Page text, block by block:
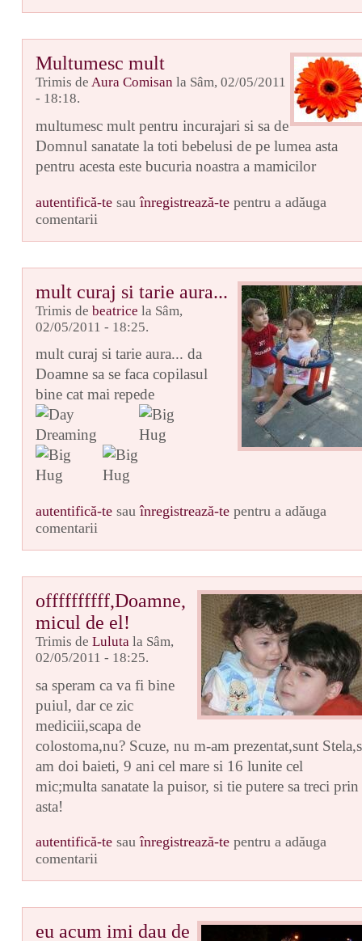
Multumesc mult
Trimis de Aura Comisan la Sâm, 02/05/2011
- 18:18.
multumesc mult pentru incurajari si sa de
Domnul sanatate la toti bebelusi de pe lumea asta
pentru acesta este bucuria noastra a mamicilor
autentifică-te sauînregistrează-te pentru a adăuga
comentarii
mult curaj si tarie aura...
Trimis de beatrice la Sâm,
02/05/2011 - 18:25.
mult curaj si tarie aura... da
Doamne sa se faca copilasul
bine cat mai repede
autentifică-te sauînregistrează-te pentru a adăuga
comentarii
offffffffff,Doamne,
micul de el!
Trimis de Luluta la Sâm,
02/05/2011 - 18:25.
sa speram ca va fi bine
puiul, dar ce zic
mediciii,scapa de
colostoma,nu? Scuze, nu m-am prezentat,sunt
am doi baieti, 9 ani cel mare si 16 lunite cel
mic;multa sanatate la puisor, si tie putere sa treci prin
asta!
autentifică-te sauînregistrează-te pentru a adăuga
comentarii
eu acum imi dau de